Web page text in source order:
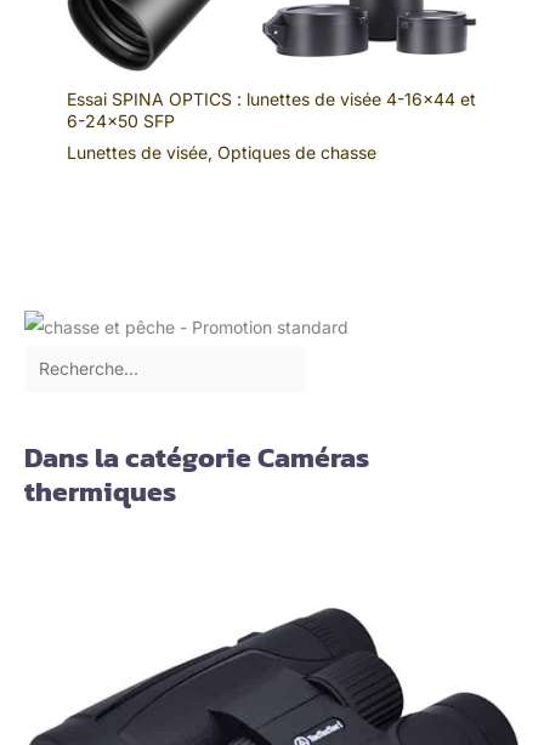
Essai SPINA OPTICS : lunettes de visée 4-16×44 et
6-24×50 SFP
Lunettes de visée, Optiques de chasse
Dans la catégorie Caméras
thermiques